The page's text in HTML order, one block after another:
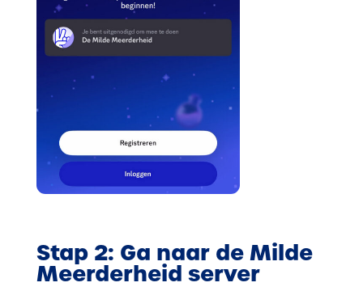
Stap 2: Ga naar de Milde
Meerderheid server